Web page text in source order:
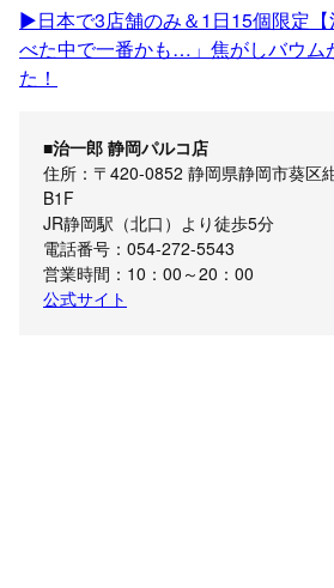
▶︎日本で3店舗のみ＆1日15個限定
べた中で一番かも…」焦がしバウム
た！
■治一郎 静岡パルコ店
住所：〒420-0852 静岡県静岡市葵区
B1F
JR静岡駅（北口）より徒歩5分
電話番号：054-272-5543
営業時間：10：00～20：00
公式サイト